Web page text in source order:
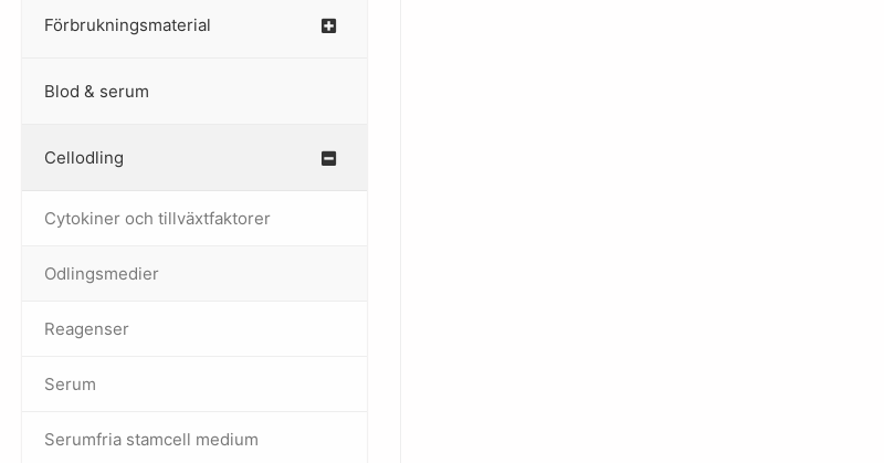
Förbrukningsmaterial
Blod & serum
Cellodling
–
Cytokiner och tillväxtfaktorer
Odlingsmedier
Reagenser
Serum
Serumfria stamcell medium